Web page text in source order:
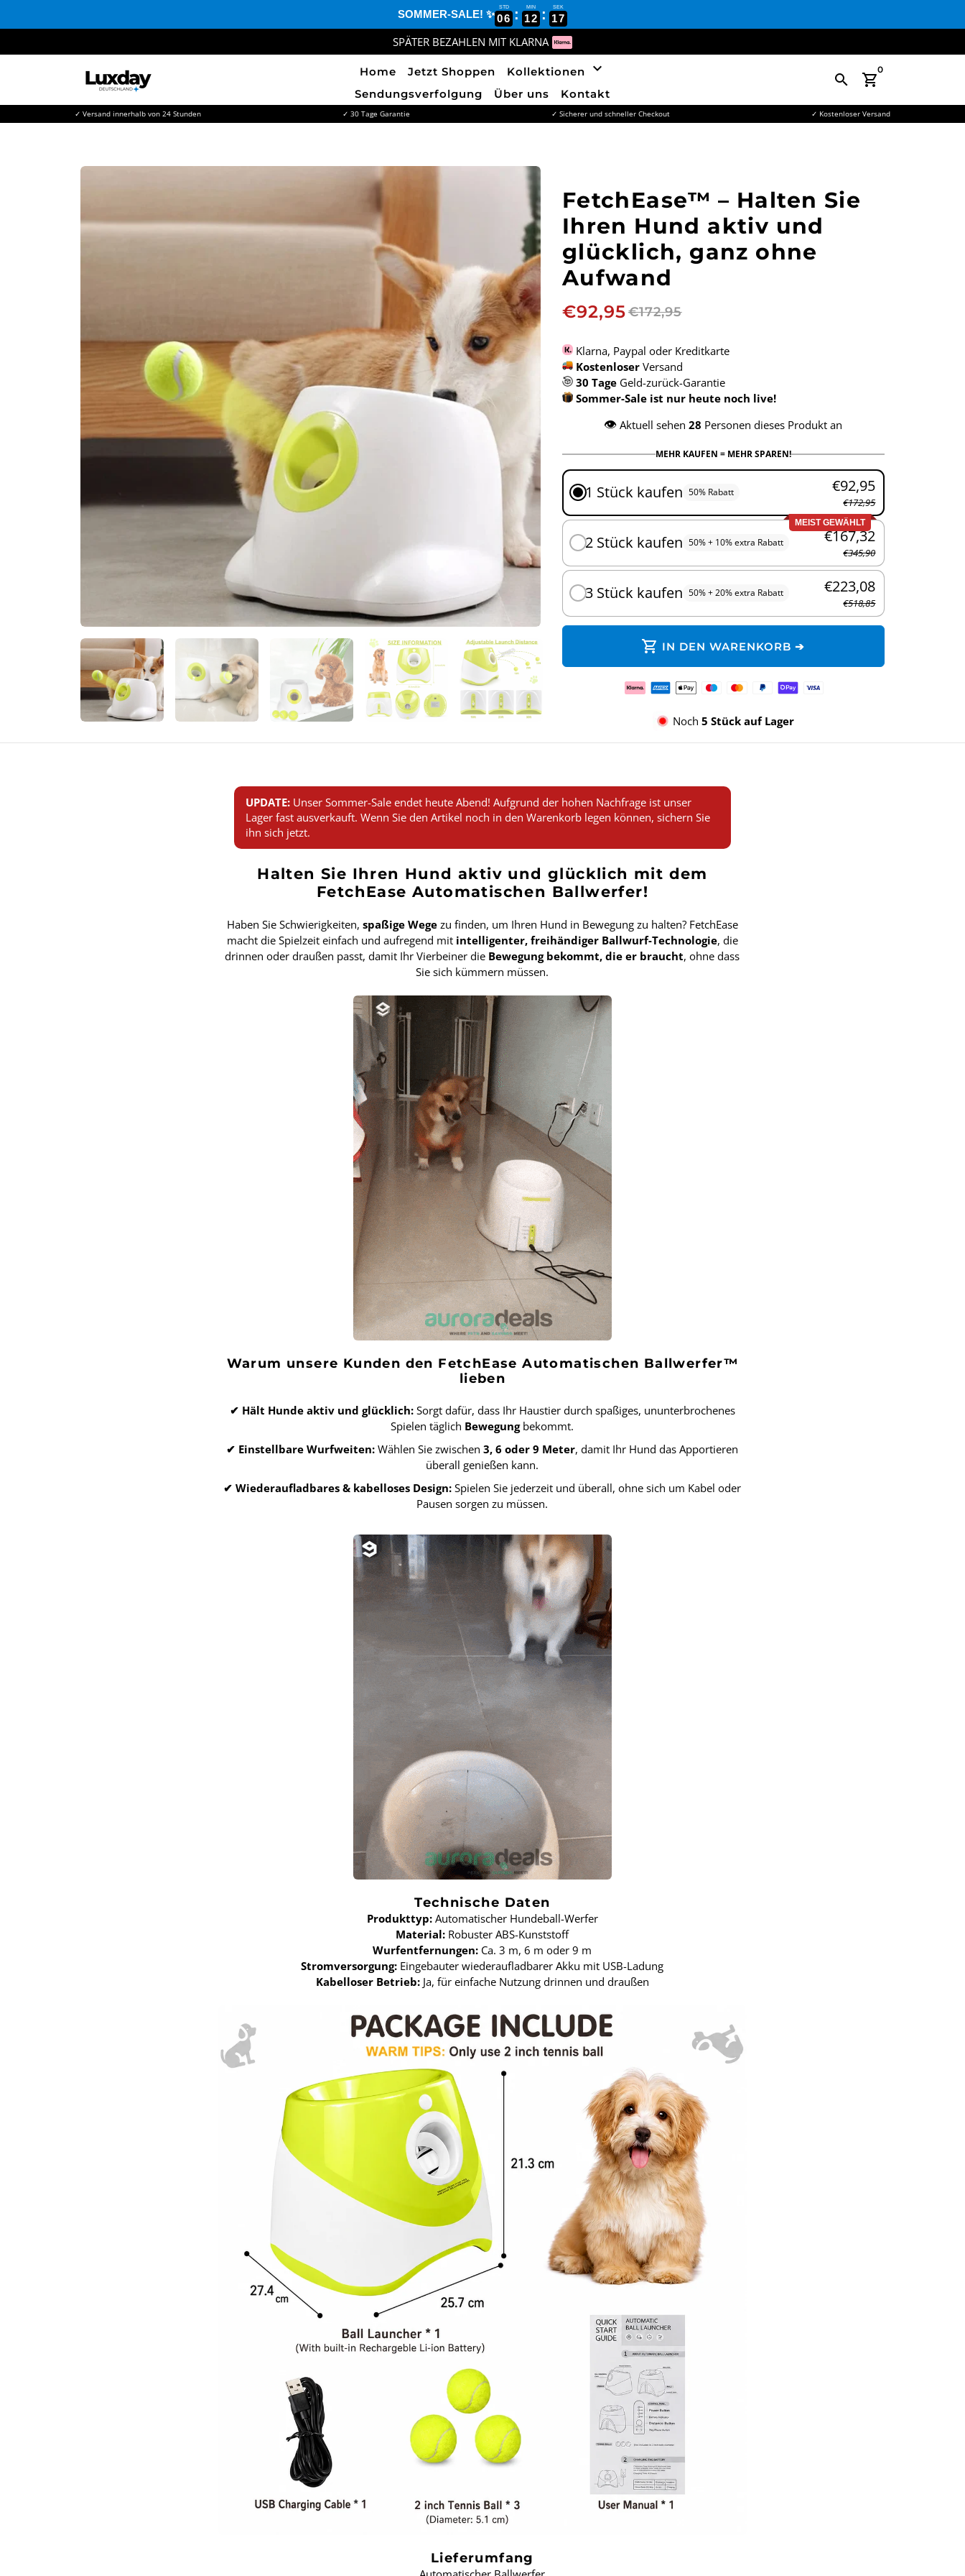
SOMMER-SALE! ✨
STD
06 : MIN
12 : SEK
15
SPÄTER BEZAHLEN MIT KLARNA
Home Jetzt Shoppen Kollektionen keyboard_arrow_down
Sendungsverfolgung Über uns Kontakt
search shopping_cart
0
✓ Versand innerhalb von 24 Stunden ✓ 30 Tage Garantie ✓ Sicherer und schneller Checkout ✓ Kostenloser Versand
FetchEase™ – Halten Sie
Ihren Hund aktiv und
glücklich, ganz ohne
Aufwand
€92,95€172,95
Klarna, Paypal oder Kreditkarte
Kostenloser Versand
30 Tage Geld-zurück-Garantie
Sommer-Sale ist nur heute noch live!
👁️ Aktuell sehen28 Personen dieses Produkt an
MEHR KAUFEN = MEHR SPAREN!
1 Stück kaufen 50% Rabatt €92,95
€172,95
MEIST GEWÄHLT
2 Stück kaufen 50% + 10% extra Rabatt €167,32
€345,90
3 Stück kaufen 50% + 20% extra Rabatt €223,08
€518,85
shopping_cart IN DEN WARENKORB ➔
Zahlungsmethoden
Noch 5 Stück auf Lager
UPDATE:Unser Sommer-Sale endet heute Abend! Aufgrund der hohen Nachfrage ist unser
Lager fast ausverkauft. Wenn Sie den Artikel noch in den Warenkorb legen können, sichern Sie
ihn sich jetzt.
Halten Sie Ihren Hund aktiv und glücklich mit dem
FetchEase Automatischen Ballwerfer!
Haben Sie Schwierigkeiten, spaßige Wegezu finden, um Ihren Hund in Bewegung zu halten? FetchEase
macht die Spielzeit einfach und aufregend mit intelligenter, freihändiger Ballwurf-Technologie, die
drinnen oder draußen passt, damit Ihr Vierbeiner die Bewegung bekommt, die er braucht, ohne dass
Sie sich kümmern müssen.
Warum unsere Kunden den FetchEase Automatischen Ballwerfer™
lieben
✔ Hält Hunde aktiv und glücklich:Sorgt dafür, dass Ihr Haustier durch spaßiges, ununterbrochenes
Spielen täglich Bewegungbekommt.
✔ Einstellbare Wurfweiten: Wählen Sie zwischen3, 6 oder 9 Meter, damit Ihr Hund das Apportieren
überall genießen kann.
✔ Wiederaufladbares & kabelloses Design: Spielen Sie jederzeit und überall, ohne sich um Kabel oder
Pausen sorgen zu müssen.
Technische Daten
Produkttyp:Automatischer Hundeball-Werfer
Material: Robuster ABS-Kunststoff
Wurfentfernungen: Ca. 3 m, 6 m oder 9 m
Stromversorgung: Eingebauter wiederaufladbarer Akku mit USB-Ladung
Kabelloser Betrieb:Ja, für einfache Nutzung drinnen und draußen
Lieferumfang